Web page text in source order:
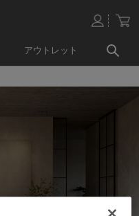
アウトレット